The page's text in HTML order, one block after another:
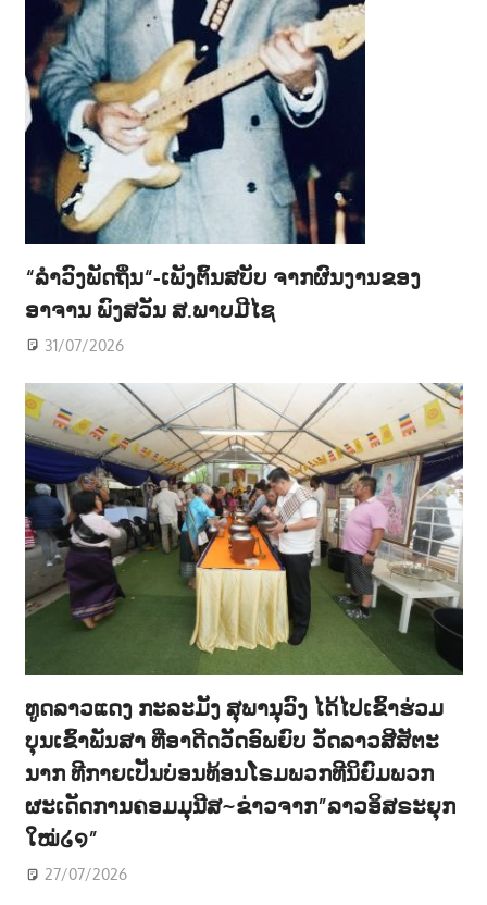
“ລຳວົງພັດຖິ່ນ“-ເພັງຕົ້ນສບັບ ຈາກຜົນງານຂອງ
ອາຈານ ພົງສວັນ ສ.ພາບມີໄຊ
31/07/2026
ທູດລາວແດງ ກະລະມັງ ສຸພານຸວົງ ໄດ້ໄປເຂົ້າຮ່ວມ
ບຸນເຂົ້າພັນສາ ທີ່ອາດີດວັດອົພຍົບ ວັດລາວສີສັຕະ
ນາກ ທີກາຍເປັນບ່ອນທ້ອນໂຣມພວກທີນິຍົມພວກ
ຜະເດັດການຄອມມຸນີສ~ຂ່າວຈາກ”ລາວອິສຣະຍຸກ
ໃໝ່໒໑”
27/07/2026